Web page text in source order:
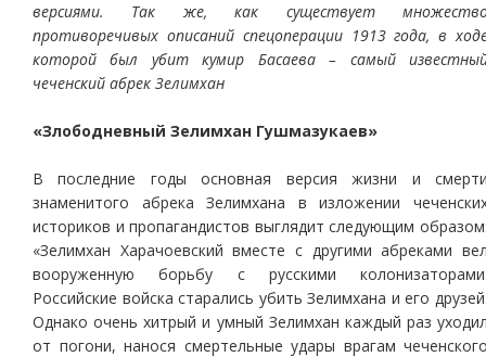
версиями. Так же, как существует
противоречивых описаний спецоперации 1913 года, в
которой был убит кумир Басаева – самый
чеченский абрек Зелимхан
«Злободневный Зелимхан Гушмазукаев»
В последние годы основная версия жизни и
знаменитого абрека Зелимхана в изложении
историков и пропагандистов выглядит следующим
«Зелимхан Харачоевский вместе с другими абреками
вооруженную борьбу с русскими
Российские войска старались убить Зелимхана и его
Однако очень хитрый и умный Зелимхан каждый раз
от погони, нанося смертельные удары врагам